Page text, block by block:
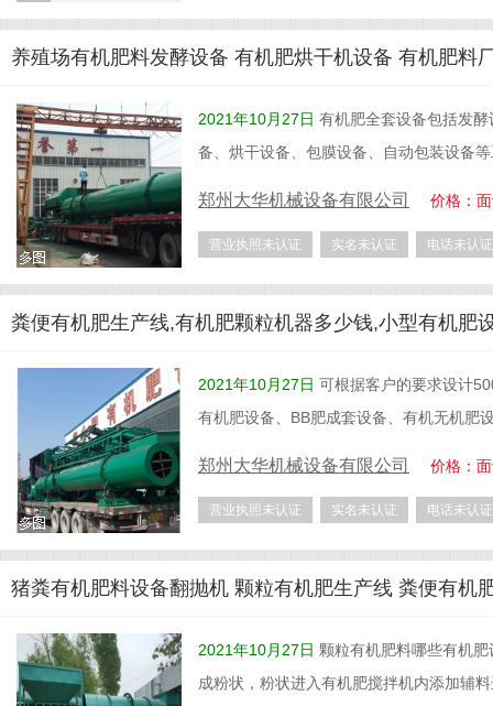
养殖场有机肥料发酵设备 有机肥烘干机设备 有机肥料
2021年10月27日 有机肥全套设备包括发
备、烘干设备、包膜设备、自动包装设备
郑州大华机械设备有限公司 价格：
营业执照未认证 实名未认证 电话未认证
粪便有机肥生产线,有机肥颗粒机器多少钱,小型有机肥
2021年10月27日 可根据客户的要求设计
有机肥设备、BB肥成套设备、有机无机肥
郑州大华机械设备有限公司 价格：
营业执照未认证 实名未认证 电话未认证
猪粪有机肥料设备翻抛机 颗粒有机肥生产线 粪便有机
2021年10月27日 颗粒有机肥料哪些有机
成粉状，粉状进入有机肥搅拌机内添加辅